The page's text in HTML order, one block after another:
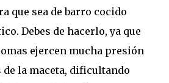
que sea de barro cocido
Debes de hacerlo, ya que
ejercen mucha presión
la maceta, dificultando